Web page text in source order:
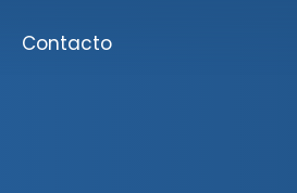
Contacto